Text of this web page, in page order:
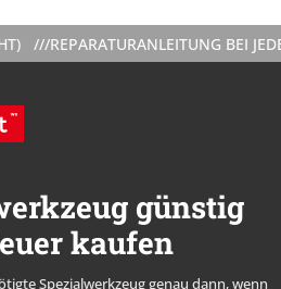
REPARATURANLEITUNG BEI JEDER
günstig
kaufen
Spezialwerkzeug genau dann, wenn